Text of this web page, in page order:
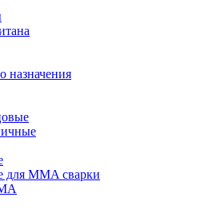
назначения
для MMA сварки